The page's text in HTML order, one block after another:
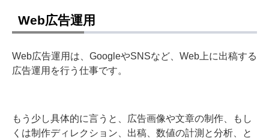
Web広告運用
Web広告運用は、GoogleやSNSなど、Web上に出稿する
広告運用を行う仕事です。
もう少し具体的に言うと、広告画像や文章の制作、もし
くは制作ディレクション、出稿、数値の計測と分析、と